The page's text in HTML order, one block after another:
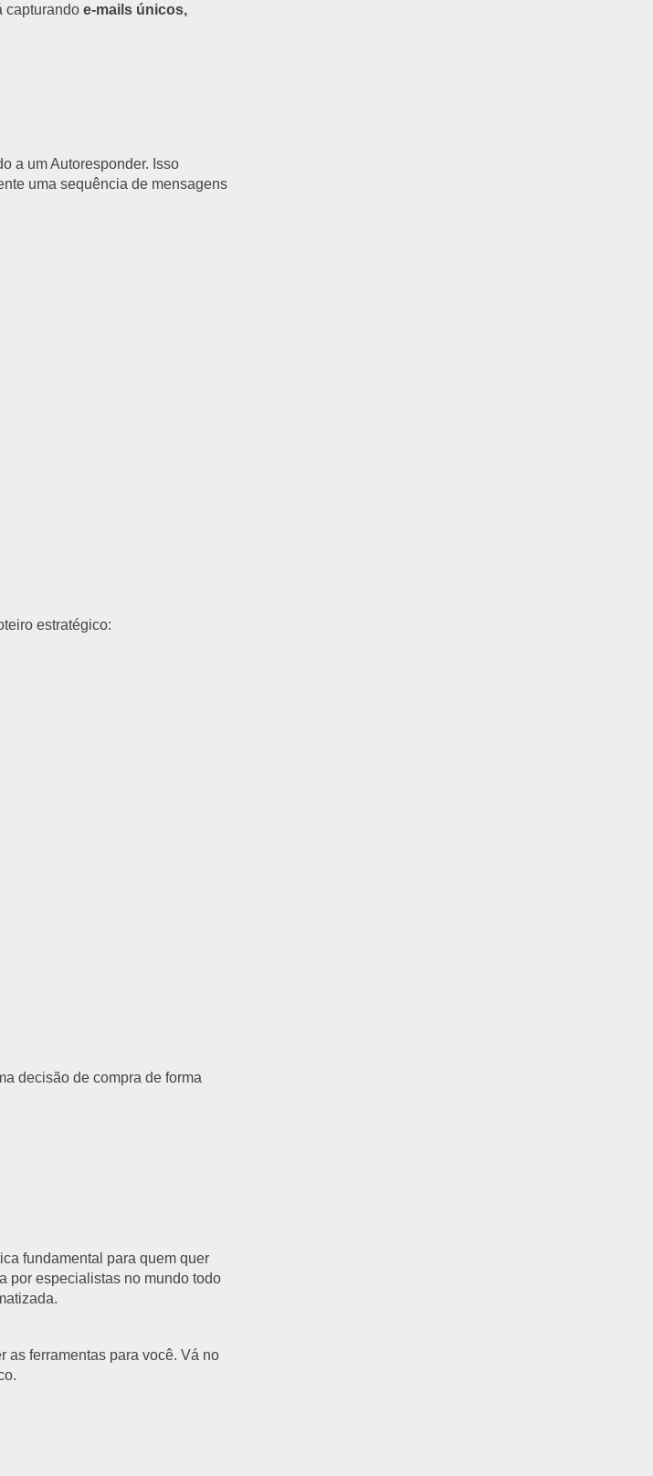
capturando e-mails únicos,
a um Autoresponder. Isso
uma sequência de mensagens
estratégico:
decisão de compra de forma
fundamental para quem quer
por especialistas no mundo todo
as ferramentas para você. Vá no